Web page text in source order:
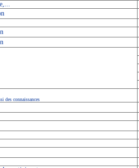
des connaissances